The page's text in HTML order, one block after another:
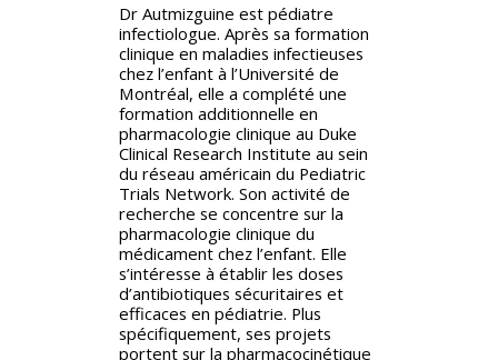
Dr Autmizguine est pédiatre
infectiologue. Après sa formation
clinique en maladies infectieuses
chez l’enfant à l’Université de
Montréal, elle a complété une
formation additionnelle en
pharmacologie clinique au Duke
Clinical Research Institute au sein
du réseau américain du Pediatric
Trials Network. Son activité de
recherche se concentre sur la
pharmacologie clinique du
médicament chez l’enfant. Elle
s’intéresse à établir les doses
d’antibiotiques sécuritaires et
efficaces en pédiatrie. Plus
spécifiquement, ses projets
portent sur la pharmacocinétique